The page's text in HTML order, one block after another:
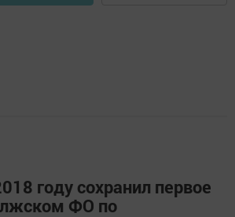
году сохранил первое
ФО по